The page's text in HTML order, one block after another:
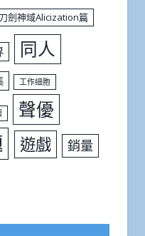
刀劍神域Alicization篇
同人
工作細胞
聲優
遊戲 銷量